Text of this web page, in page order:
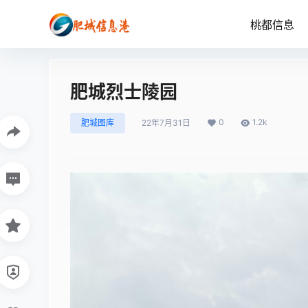
桃都信息
肥城烈士陵园
肥城图库 22年7月31日 0 1.2k